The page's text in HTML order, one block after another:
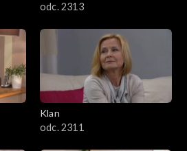
odc. 2313
Klan
odc. 2311